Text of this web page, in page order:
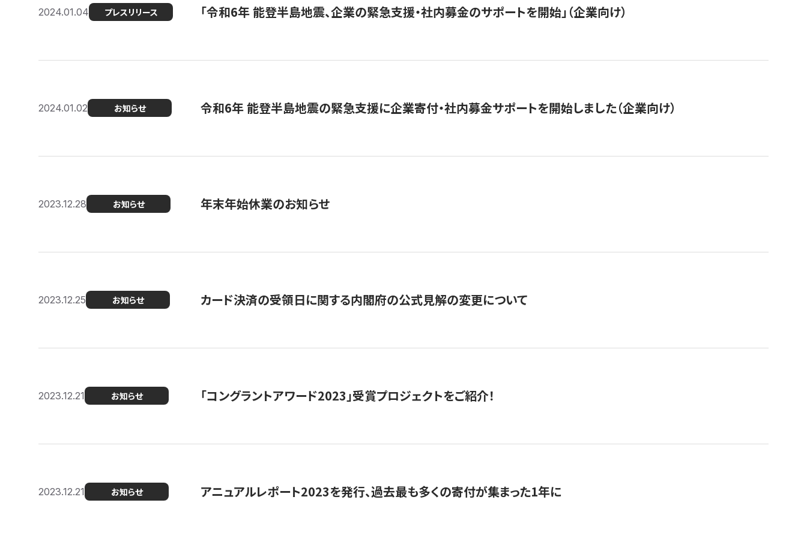
2024.01.04 プレスリリース 「令和6年 能登半島地震、企業の緊急支援・社内募金のサポートを開始」（企業向け）
2024.01.02 お知らせ 令和6年 能登半島地震の緊急支援に企業寄付・社内募金サポートを開始しました（企業向け）
2023.12.28 お知らせ 年末年始休業のお知らせ
2023.12.25 お知らせ カード決済の受領日に関する内閣府の公式見解の変更について
2023.12.21 お知らせ 「コングラントアワード2023」受賞プロジェクトをご紹介！
2023.12.21 お知らせ アニュアルレポート2023を発行、過去最も多くの寄付が集まった1年に